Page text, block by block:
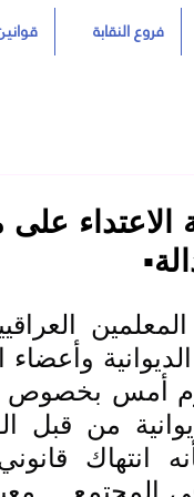
فروع النقابة
الاعتداء